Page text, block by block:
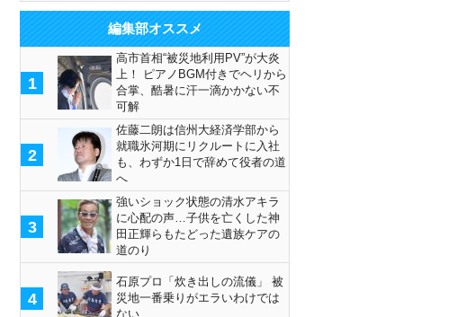
編集部オススメ
1
高市首相“被災地利用PV”が大炎
上！ ピアノBGM付きでヘリから
合掌、酷暑に汗一滴かかない不
可解
2
佐藤二朗は信州大経済学部から
就職氷河期にリクルートに入社
も、わずか1日で辞めて役者の道
へ
3
強いショック状態の清水アキラ
に心配の声…子供を亡くした神
田正輝らもたどった遺族ケアの
道のり
4
石原プロ「炊き出しの流儀」 被
災地一番乗りがエラいわけでは
ない